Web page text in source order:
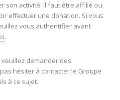
son activité. Il faut être affilié ou
effectuer une donation. Si vous
vous authentifier avant
.
veuillez demander des
pas hésiter à contacter le Groupe
à ce sujet.